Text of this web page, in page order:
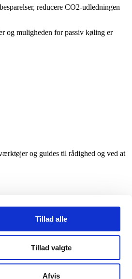
Tillad alle
Tillad valgte
Afvis
reducere CO2-udledningen
og muligheden for passiv køling er
og guides til rådighed og ved at